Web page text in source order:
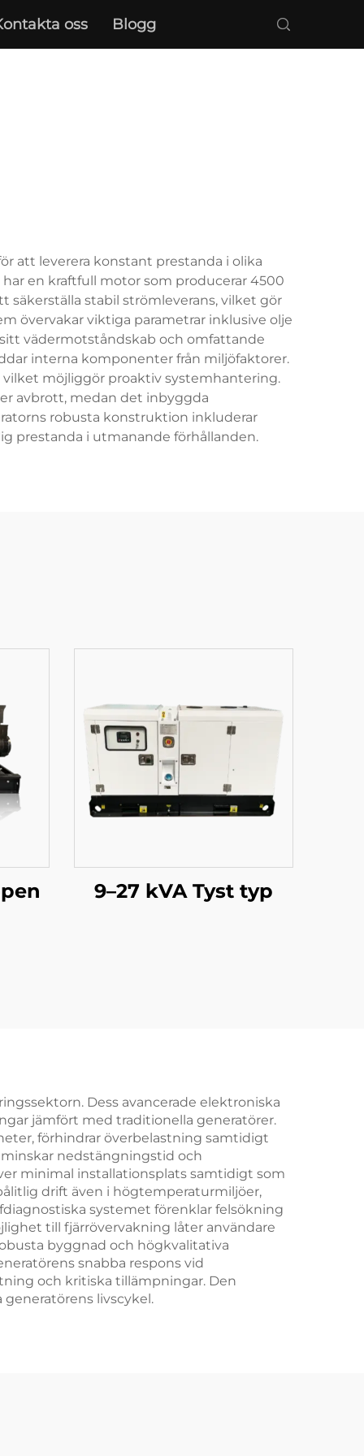
oss Blogg
att leverera konstant prestanda i olika
en kraftfull motor som producerar 4500
stabil strömleverans, vilket gör
övervakar viktiga parametrar inklusive olje
vädermotståndskab och omfattande
interna komponenter från miljöfaktorer.
möjliggör proaktiv systemhantering.
avbrott, medan det inbyggda
robusta konstruktion inkluderar
prestanda i utmanande förhållanden.
9–27 kVA Tyst typ
Dess avancerade elektroniska
jämfört med traditionella generatörer.
förhindrar överbelastning samtidigt
nedstängningstid och
minimal installationsplats samtidigt som
drift även i högtemperaturmiljöer,
systemet förenklar felsökning
till fjärrövervakning låter användare
byggnad och högkvalitativa
snabba respons vid
och kritiska tillämpningar. Den
livscykel.